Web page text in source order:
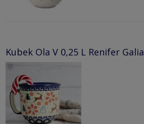
Kubek Ola V 0,25 L Renifer Galia